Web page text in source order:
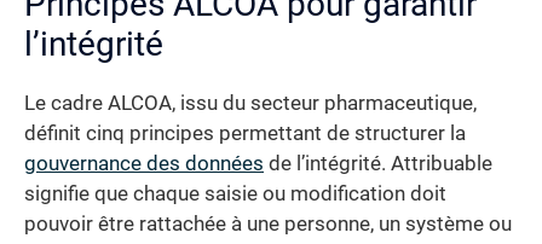
l’intégrité
Le cadre ALCOA, issu du secteur pharmaceutique,
définit cinq principes permettant de structurer la
gouvernance des données de l’intégrité. Attribuable
signifie que chaque saisie ou modification doit
pouvoir être rattachée à une personne, un système ou